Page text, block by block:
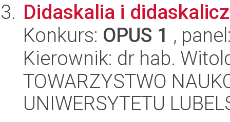
Didaskalia i
Konkurs: OPUS 1 ,
Kierownik: dr hab.
TOWARZYSTWO
UNIWERSYTETU